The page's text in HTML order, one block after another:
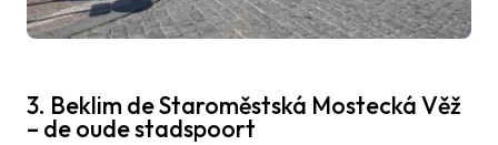
3. Beklim de Staroměstská Mostecká Věž
– de oude stadspoort